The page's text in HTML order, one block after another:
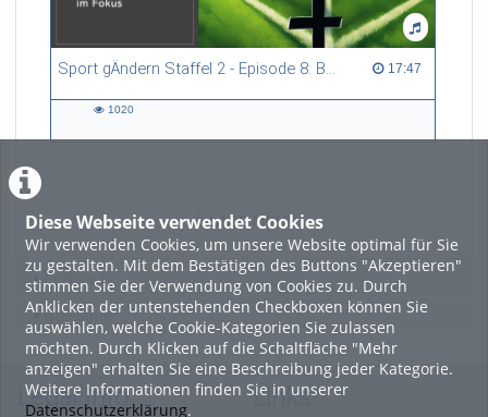
Diese Webseite verwendet Cookies
Wir verwenden Cookies, um unsere Website optimal für Sie
zu gestalten. Mit dem Bestätigen des Buttons "Akzeptieren"
stimmen Sie der Verwendung von Cookies zu. Durch
Anklicken der untenstehenden Checkboxen können Sie
auswählen, welche Cookie-Kategorien Sie zulassen
möchten. Durch Klicken auf die Schaltfläche "Mehr
anzeigen" erhalten Sie eine Beschreibung jeder Kategorie.
Weitere Informationen finden Sie in unserer
Datenschutzerklärung.
Sport gÄndern Staffel 2 - Episode 8: Balance im Spitzensport: Stressbewältigung und Wettkampfangst im Fokus 17:47
17:47 duration
1020
LADE MEHR
Featured
Beliebtheit
Legal Info Links